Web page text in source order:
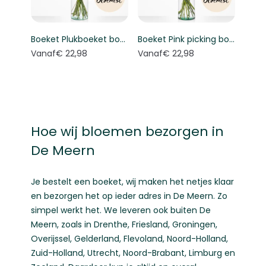
Boeket Plukboeket bont - Keuze bloemist
Vanaf€ 22,98
Boeket Pink picking bouquet - Florist's choice
Vanaf€ 22,98
Hoe wij bloemen bezorgen in
De Meern
Je bestelt een boeket, wij maken het netjes klaar
en bezorgen het op ieder adres in De Meern. Zo
simpel werkt het. We leveren ook buiten De
Meern, zoals in Drenthe, Friesland, Groningen,
Overijssel, Gelderland, Flevoland, Noord-Holland,
Zuid-Holland, Utrecht, Noord-Brabant, Limburg en